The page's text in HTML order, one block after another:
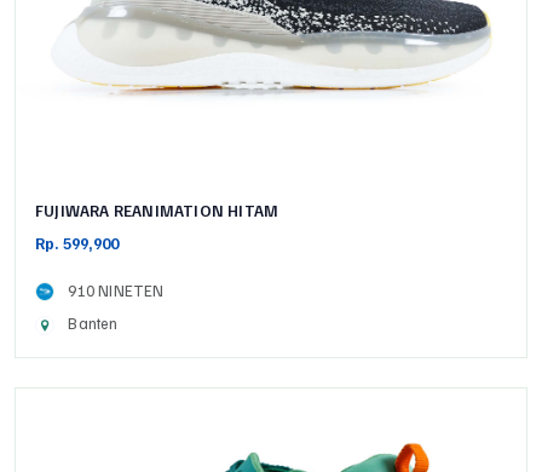
FUJIWARA REANIMATION HITAM
Rp. 599,900
910 NINETEN
Banten